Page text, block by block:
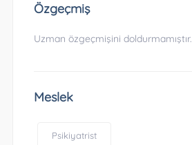
Özgeçmiş
Uzman özgeçmişini doldurmamıştır.
Meslek
Psikiyatrist